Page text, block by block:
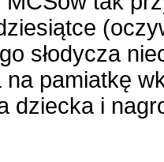
słodycza
na pamiatkę
dziecka i